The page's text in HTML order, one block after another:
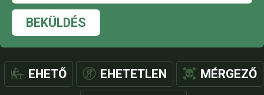
BEKÜLDÉS
EHETŐ EHETETLEN MÉRGEZŐ